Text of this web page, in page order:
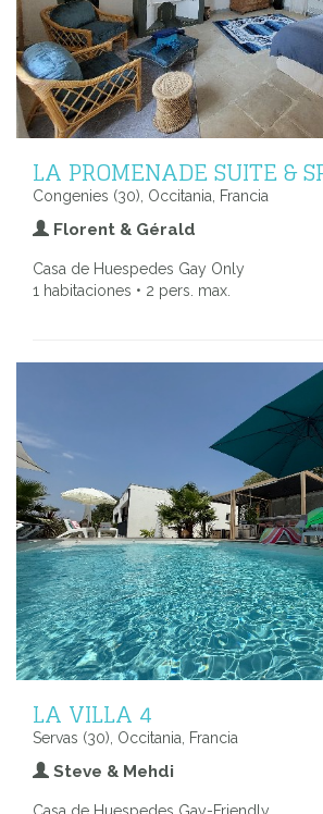
LA PROMENADE SUITE &
Congenies (30), Occitania, Francia
Florent & Gérald
Casa de Huespedes Gay Only
1 habitaciones • 2 pers. max.
LA VILLA 4
Servas (30), Occitania, Francia
Steve & Mehdi